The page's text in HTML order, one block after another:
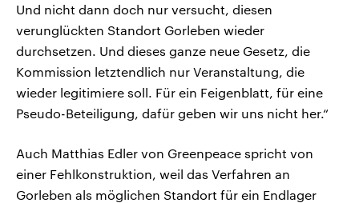
Und nicht dann doch nur versucht, diesen
verunglückten Standort Gorleben wieder
durchsetzen. Und dieses ganze neue Gesetz, die
Kommission letztendlich nur Veranstaltung, die
wieder legitimiere soll. Für ein Feigenblatt, für eine
Pseudo-Beteiligung, dafür geben wir uns nicht her.“
Auch Matthias Edler von Greenpeace spricht von
einer Fehlkonstruktion, weil das Verfahren an
Gorleben als möglichen Standort für ein Endlager